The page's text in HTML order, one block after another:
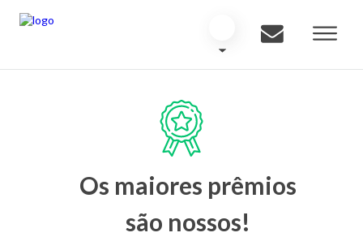
Os maiores prêmios
são nossos!